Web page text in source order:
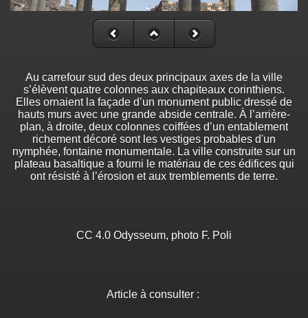
Au carrefour sud des deux principaux axes de la ville
s’élèvent quatre colonnes aux chapiteaux corinthiens.
Elles ornaient la façade d’un monument public dressé de
hauts murs avec une grande abside centrale. À l’arrière-
plan, à droite, deux colonnes coiffées d’un entablement
richement décoré sont les vestiges probables d'un
nymphée, fontaine monumentale. La ville construite sur un
plateau basaltique a fourni le matériau de ces édifices qui
ont résisté à l’érosion et aux tremblements de terre.
CC 4.0 Odysseum, photo F. Poli
Article à consulter :